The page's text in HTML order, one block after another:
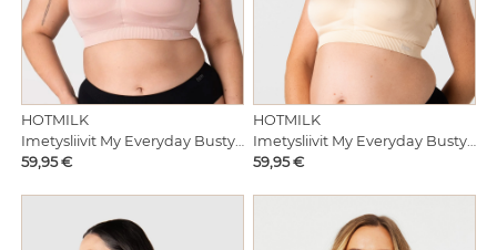
HOTMILK
Imetysliivit My Everyday Busty Dusky Pink
Hinta
59,95 €
HOTMILK
Imetysliivit My Everyday Busty Latte
Hinta
59,95 €